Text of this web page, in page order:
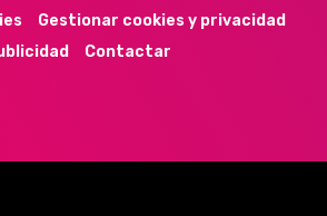
Gestionar cookies y privacidad
Contactar